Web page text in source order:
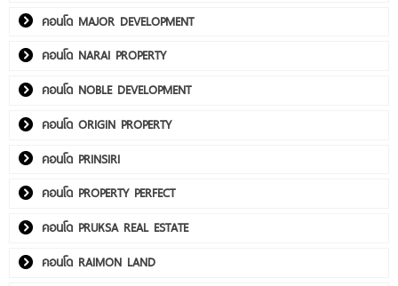
คอนโด MAJOR DEVELOPMENT
คอนโด NARAI PROPERTY
คอนโด NOBLE DEVELOPMENT
คอนโด ORIGIN PROPERTY
คอนโด PRINSIRI
คอนโด PROPERTY PERFECT
คอนโด PRUKSA REAL ESTATE
คอนโด RAIMON LAND